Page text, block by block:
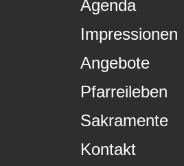
Agenda
Impressionen
Angebote
Pfarreileben
Sakramente
Kontakt